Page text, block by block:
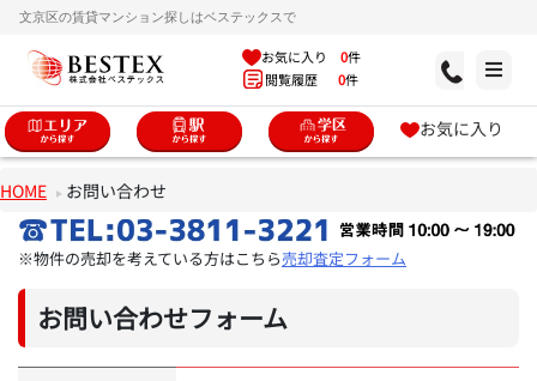
文京区の賃貸マンション探しはベステックスで
お気に入り 0件
閲覧履歴 0件
お気に入り
HOME お問い合わせ
※物件の売却を考えている方はこちら売却査定フォーム
お問い合わせフォーム